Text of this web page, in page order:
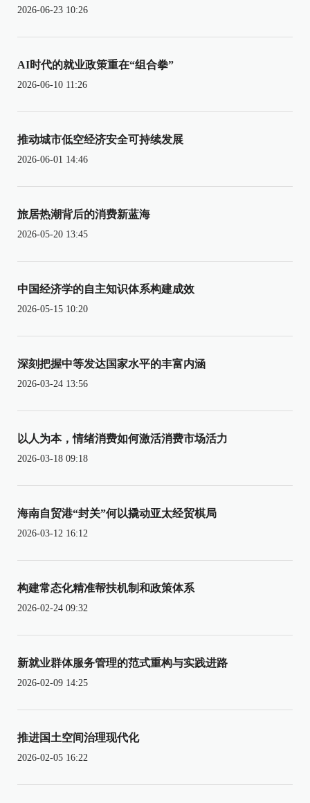
2026-06-23 10:26
AI时代的就业政策重在“组合拳”
2026-06-10 11:26
推动城市低空经济安全可持续发展
2026-06-01 14:46
旅居热潮背后的消费新蓝海
2026-05-20 13:45
中国经济学的自主知识体系构建成效
2026-05-15 10:20
深刻把握中等发达国家水平的丰富内涵
2026-03-24 13:56
以人为本，情绪消费如何激活消费市场活力
2026-03-18 09:18
海南自贸港“封关”何以撬动亚太经贸棋局
2026-03-12 16:12
构建常态化精准帮扶机制和政策体系
2026-02-24 09:32
新就业群体服务管理的范式重构与实践进路
2026-02-09 14:25
推进国土空间治理现代化
2026-02-05 16:22